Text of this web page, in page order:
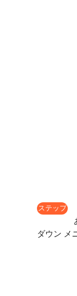
ステップ
ダウン メ